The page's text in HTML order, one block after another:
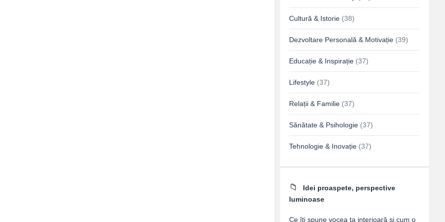
Cultură & Istorie (38)
Dezvoltare Personală & Motivație (39)
Educație & Inspirație (37)
Lifestyle (37)
Relații & Familie (37)
Sănătate & Psihologie (37)
Tehnologie & Inovație (37)
Idei proaspete, perspective
luminoase
Ce îți spune vocea ta interioară și cum o